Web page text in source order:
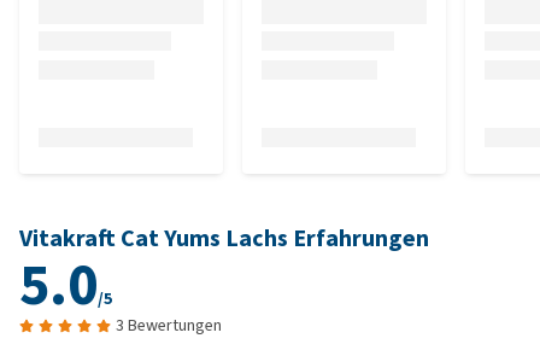
Vitakraft Cat Yums Lachs Erfahrungen
5.0/5
3 Bewertungen